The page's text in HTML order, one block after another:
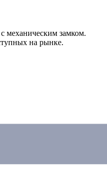
механическим замком.
на рынке.